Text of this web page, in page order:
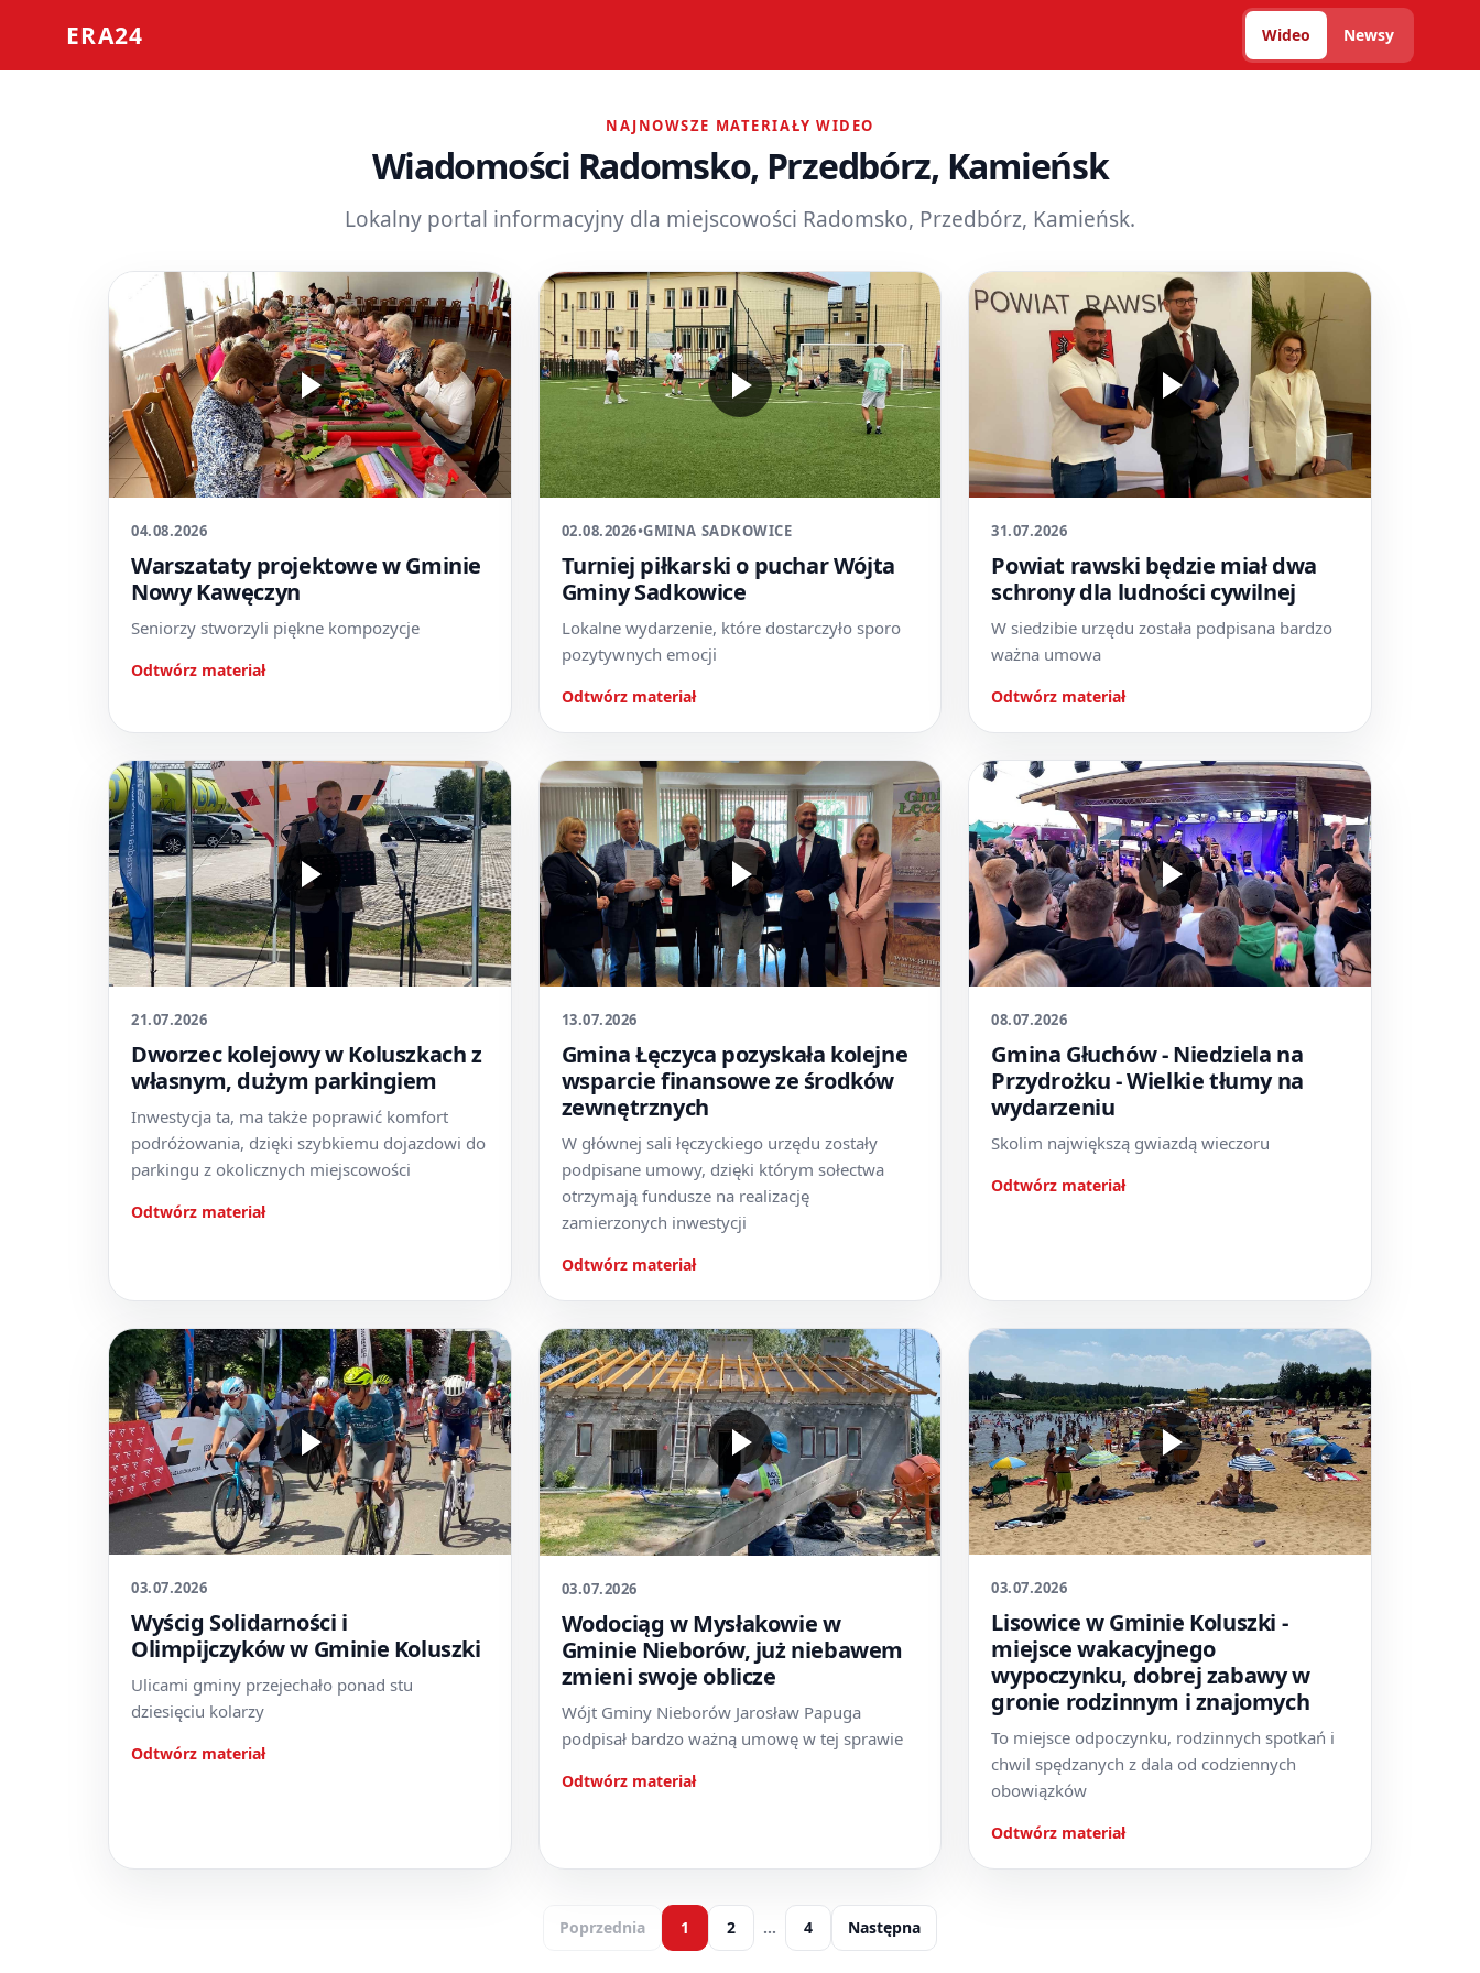
ERA24 Wideo Newsy
NAJNOWSZE MATERIAŁY WIDEO
Wiadomości Radomsko, Przedbórz, Kamieńsk
Lokalny portal informacyjny dla miejscowości Radomsko, Przedbórz, Kamieńsk.
04.08.2026
Warszataty projektowe w Gminie
Nowy Kawęczyn
Seniorzy stworzyli piękne kompozycje
Odtwórz materiał
02.08.2026•GMINA SADKOWICE
Turniej piłkarski o puchar Wójta
Gminy Sadkowice
Lokalne wydarzenie, które dostarczyło sporo
pozytywnych emocji
Odtwórz materiał
31.07.2026
Powiat rawski będzie miał dwa
schrony dla ludności cywilnej
W siedzibie urzędu została podpisana bardzo
ważna umowa
Odtwórz materiał
21.07.2026
Dworzec kolejowy w Koluszkach z
własnym, dużym parkingiem
Inwestycja ta, ma także poprawić komfort
podróżowania, dzięki szybkiemu dojazdowi do
parkingu z okolicznych miejscowości
Odtwórz materiał
13.07.2026
Gmina Łęczyca pozyskała kolejne
wsparcie finansowe ze środków
zewnętrznych
W głównej sali łęczyckiego urzędu zostały
podpisane umowy, dzięki którym sołectwa
otrzymają fundusze na realizację
zamierzonych inwestycji
Odtwórz materiał
08.07.2026
Gmina Głuchów - Niedziela na
Przydrożku - Wielkie tłumy na
wydarzeniu
Skolim największą gwiazdą wieczoru
Odtwórz materiał
03.07.2026
Wyścig Solidarności i
Olimpijczyków w Gminie Koluszki
Ulicami gminy przejechało ponad stu
dziesięciu kolarzy
Odtwórz materiał
03.07.2026
Wodociąg w Mysłakowie w
Gminie Nieborów, już niebawem
zmieni swoje oblicze
Wójt Gminy Nieborów Jarosław Papuga
podpisał bardzo ważną umowę w tej sprawie
Odtwórz materiał
03.07.2026
Lisowice w Gminie Koluszki -
miejsce wakacyjnego
wypoczynku, dobrej zabawy w
gronie rodzinnym i znajomych
To miejsce odpoczynku, rodzinnych spotkań i
chwil spędzanych z dala od codziennych
obowiązków
Odtwórz materiał
Poprzednia 1 2 … 4 Następna